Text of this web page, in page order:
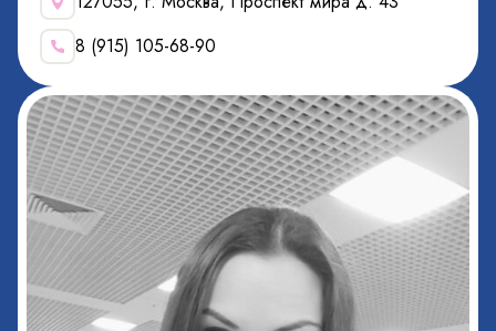
8 (915) 105-68-90